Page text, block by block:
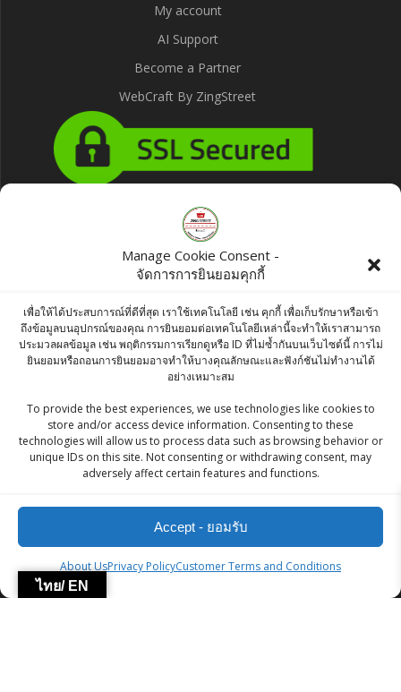
Manage Cookie Consent -
จัดการการยินยอมคุกกี้
เพื่อให้ได้ประสบการณ์ที่ดีที่สุด เราใช้เทคโนโลยี เช่น คุกกี้ เพื่อเก็บรักษาหรือเข้า
ถึงข้อมูลบนอุปกรณ์ของคุณ การยินยอมต่อเทคโนโลยีเหล่านี้จะทำให้เราสามารถ
ประมวลผลข้อมูล เช่น พฤติกรรมการเรียกดูหรือ ID ที่ไม่ซ้ำกันบนเว็บไซต์นี้ การไม่
ยินยอมหรือถอนการยินยอมอาจทำให้บางคุณลักษณะและฟังก์ชันไม่ทำงานได้
อย่างเหมาะสม
To provide the best experiences, we use technologies like cookies to
store and/or access device information. Consenting to these
technologies will allow us to process data such as browsing behavior or
unique IDs on this site. Not consenting or withdrawing consent, may
adversely affect certain features and functions.
Accept - ยอมรับ
About UsPrivacy PolicyCustomer Terms and Conditions
My account
AI Support
Become a Partner
WebCraft By ZingStreet
Products
India Gate Classic Basmati Rice 5kg
฿705.00
KC Roasted Chana 350g
Original
price
was:
฿70.00.
66.50Current
price
is:
฿66.50.
KC SEMOLINA / RAVA/ SUJI / SOOJI/ ซูจี (แป้ง
หมีหยาบ) - 500g
ZingStreet Co.,Ltd
ไทย/ EN